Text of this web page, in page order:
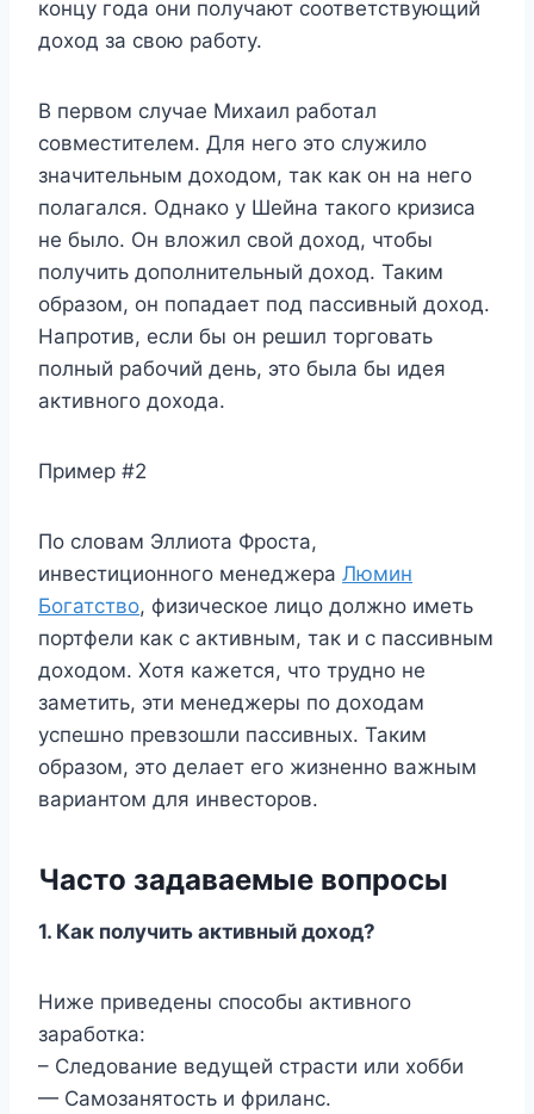
концу года они получают соответствующий
доход за свою работу.
В первом случае Михаил работал
совместителем. Для него это служило
значительным доходом, так как он на него
полагался. Однако у Шейна такого кризиса
не было. Он вложил свой доход, чтобы
получить дополнительный доход. Таким
образом, он попадает под пассивный доход.
Напротив, если бы он решил торговать
полный рабочий день, это была бы идея
активного дохода.
Пример #2
По словам Эллиота Фроста,
инвестиционного менеджера Люмин
Богатство, физическое лицо должно иметь
портфели как с активным, так и с пассивным
доходом. Хотя кажется, что трудно не
заметить, эти менеджеры по доходам
успешно превзошли пассивных. Таким
образом, это делает его жизненно важным
вариантом для инвесторов.
Часто задаваемые вопросы
1. Как получить активный доход?
Ниже приведены способы активного
заработка:
– Следование ведущей страсти или хобби
— Самозанятость и фриланс.